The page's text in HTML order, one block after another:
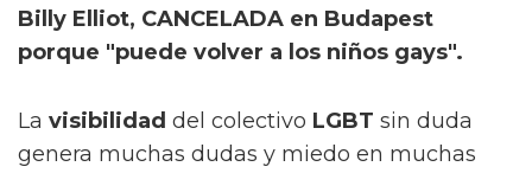
Billy Elliot, CANCELADA en Budapest
porque "puede volver a los niños gays".
La visibilidad del colectivo LGBT sin duda
genera muchas dudas y miedo en muchas